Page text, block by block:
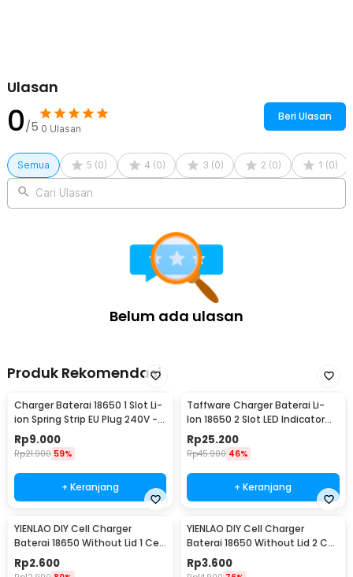
Ulasan
0/5 0 Ulasan
Beri Ulasan
Semua 5 (0) 4 (0) 3 (0) 2 (0) 1 (0)
Cari Ulasan
Belum ada ulasan
Produk Rekomendasi
Charger Baterai 18650 1 Slot Li-
ion Spring Strip EU Plug 240V -
TG-088
Rp9.000
Rp21.900 59%
+ Keranjang
Taffware Charger Baterai Li-
Ion 18650 2 Slot LED Indicator
240V 1A - MTLC-04200-1000
Rp25.200
Rp45.900 46%
+ Keranjang
YIENLAO DIY Cell Charger
Baterai 18650 Without Lid 1 Cell
- BC-001/2
Rp2.600
YIENLAO DIY Cell Charger
Baterai 18650 Without Lid 2 Cell
- BC-001/2
Rp3.600